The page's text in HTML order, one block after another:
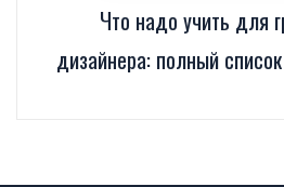
Что надо учить для
дизайнера: полный